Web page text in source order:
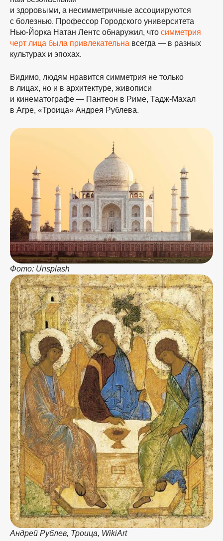
и здоровыми, а несимметричные ассоциируются
с болезнью. Профессор Городского университета
Нью-Йорка Натан Лентс обнаружил, что симметрия
черт лица была привлекательна всегда — в разных
культурах и эпохах.
Видимо, людям нравится симметрия не только
в лицах, но и в архитектуре, живописи
и кинематографе — Пантеон в Риме, Тадж-Махал
в Агре, «Троица» Андрея Рублева.
Фото: Unsplash
Андрей Рублев, Троица, WikiArt